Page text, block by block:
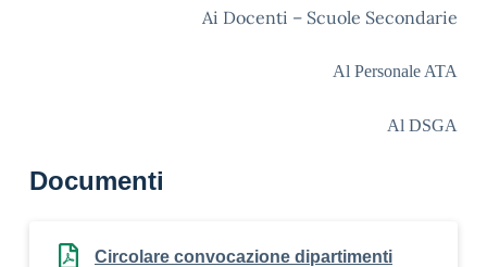
Ai Docenti – Scuole Secondarie
Al Personale ATA
Al DSGA
Documenti
Circolare convocazione dipartimenti